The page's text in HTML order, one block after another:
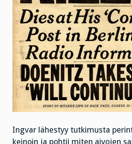
Ingvar lähestyy tutkimusta
keinoin ja pohtii miten aivojen